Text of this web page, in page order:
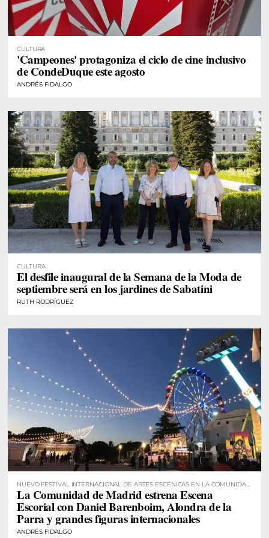
CULTURA
'Campeones' protagoniza el ciclo de cine inclusivo
de CondeDuque este agosto
ANDRÉS FIDALGO
CULTURA
El desfile inaugural de la Semana de la Moda de
septiembre será en los jardines de Sabatini
RUTH RODRÍGUEZ
NUEVO FESTIVAL INTERNACIONAL DE ARTES ESCÉNICAS EN LA COMUNIDAD
DE MADRID
La Comunidad de Madrid estrena Escena
Escorial con Daniel Barenboim, Alondra de la
Parra y grandes figuras internacionales
ANDRÉS FIDALGO